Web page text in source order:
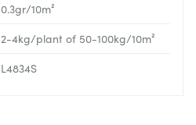
0.3gr/10m²
2-4kg/plant of 50-100kg/10m²
L4834S